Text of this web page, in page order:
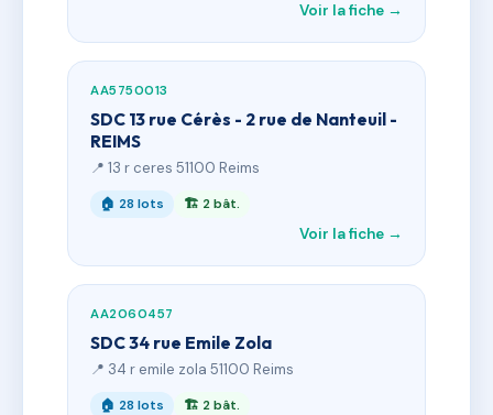
Voir la fiche →
AA5750013
SDC 13 rue Cérès - 2 rue de Nanteuil -
REIMS
📍 13 r ceres 51100 Reims
🏠 28 lots 🏗 2 bât.
Voir la fiche →
AA2060457
SDC 34 rue Emile Zola
📍 34 r emile zola 51100 Reims
🏠 28 lots 🏗 2 bât.